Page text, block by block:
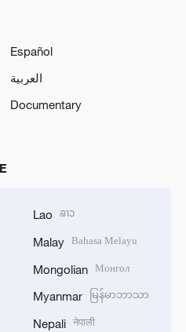
Español
العربية
Documentary
Lao ລາວ
Malay Bahasa Melayu
Mongolian Монгол
Myanmar မြန်မာဘာသာ
Nepali नेपाली